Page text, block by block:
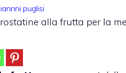
puglisi
alla frutta per la